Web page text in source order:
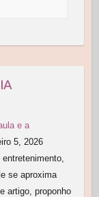
e a
5, 2026
se aproxima
artigo, proponho